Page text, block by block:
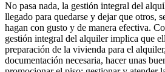
No pasa nada, la gestión integral del
llegado para quedarse y dejar que otros,
hagan con gusto y de manera efectiva.
gestión integral del alquiler implica que
preparación de la vivienda para el
documentación necesaria, hacer unas